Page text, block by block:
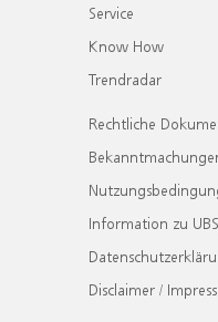
Service
Know How
Trendradar
Rechtliche
Information zu UBS
Disclaimer /